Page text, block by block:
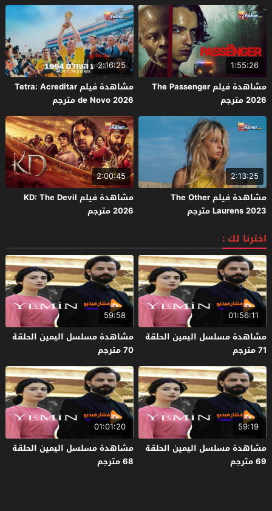
1:55:26
مشاهدة فيلم The Passenger
2026 مترجم
2:16:25
مشاهدة فيلم Tetra: Acreditar
de Novo 2026 مترجم
2:13:25
مشاهدة فيلم The Other
Laurens 2023 مترجم
2:00:45
مشاهدة فيلم KD: The Devil
2026 مترجم
اخترنا لك :
01:56:11
مشاهدة مسلسل اليمين الحلقة
71 مترجم
59:58
مشاهدة مسلسل اليمين الحلقة
70 مترجم
59:19
مشاهدة مسلسل اليمين الحلقة
69 مترجم
01:01:20
مشاهدة مسلسل اليمين الحلقة
68 مترجم